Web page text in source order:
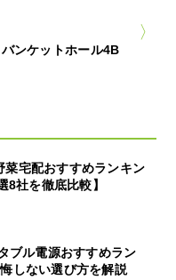
ンケットホール4B
菜宅配おすすめランキン
8社を徹底比較】
ブル電源おすすめラン
しない選び方を解説